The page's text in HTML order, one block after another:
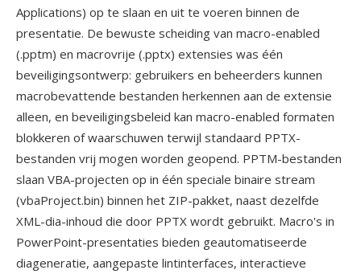
Applications) op te slaan en uit te voeren binnen de
presentatie. De bewuste scheiding van macro-enabled
(.pptm) en macrovrije (.pptx) extensies was één
beveiligingsontwerp: gebruikers en beheerders kunnen
macrobevattende bestanden herkennen aan de extensie
alleen, en beveiligingsbeleid kan macro-enabled formaten
blokkeren of waarschuwen terwijl standaard PPTX-
bestanden vrij mogen worden geopend. PPTM-bestanden
slaan VBA-projecten op in één speciale binaire stream
(vbaProject.bin) binnen het ZIP-pakket, naast dezelfde
XML-dia-inhoud die door PPTX wordt gebruikt. Macro's in
PowerPoint-presentaties bieden geautomatiseerde
diageneratie, aangepaste lintinterfaces, interactieve